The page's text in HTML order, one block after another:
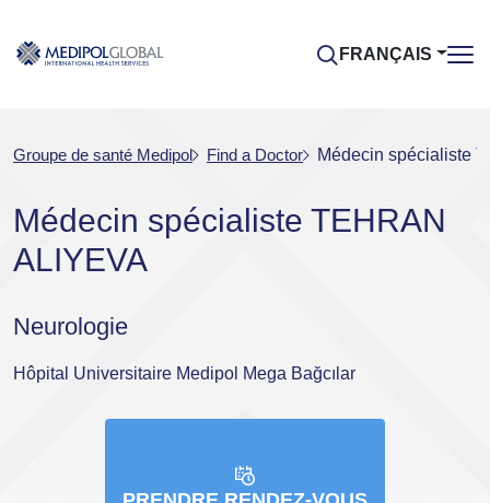
FRANÇAIS
Groupe de santé Medipol Find a Doctor Médecin spécialiste
Médecin spécialiste TEHRAN
ALIYEVA
Neurologie
Hôpital Universitaire Medipol Mega Bağcılar